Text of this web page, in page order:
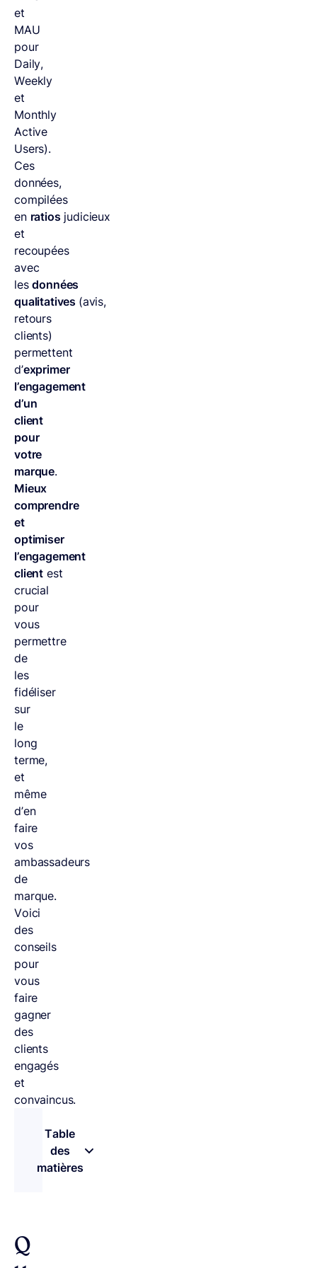
et
MAU
pour
Daily,
Weekly
et
Monthly
Active
Users).
Ces
données,
compilées
en ratiosjudicieux
et
recoupées
avec
lesdonnées
qualitatives (avis,
retours
clients)
permettent
d’exprimer
l’engagement
d’un
client
pour
votre
marque.
Mieux
comprendre
et
optimiser
l’engagement
client est
crucial
pour
vous
permettre
de
les
fidéliser
sur
le
long
terme,
et
même
d’en
faire
vos
ambassadeurs
de
marque.
Voici
des
conseils
pour
vous
faire
gagner
des
clients
engagés
et
convaincus.
Table
des
matières
Q